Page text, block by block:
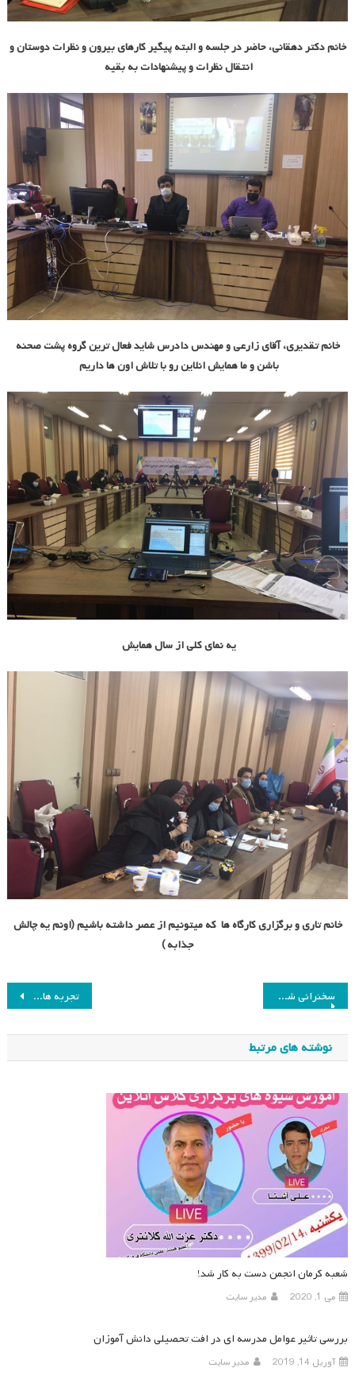
خانم دکتر دهقانی، حاضر در جلسه و البته پیگیر کارهای بیرون و نظرات دوستان و
انتقال نظرات و پیشنهادات به بقیه
خانم تقدیری، آقای زارعی و مهندس دادرس شاید فعال ترین گروه پشت صحنه
باشن و ما همایش انلاین رو با تلاش اون ها داریم
یه نمای کلی از سال همایش
خانم تاری و برگزاری کارگاه ها که میتونیم از عصر داشته باشیم (اونم یه چالش
جذابه )
راهبری
نوشته
تجربه های موفق معلمان و مدیران سخنرانی شیرین دکتر پروند
نوشته های مرتبط
شعبه کرمان انجمن دست به کار شد!
می 1, 2020 مدیر سایت
بررسی تاثیر عوامل مدرسه ای در افت تحصیلی دانش آموزان
آوریل 14, 2019 مدیر سایت